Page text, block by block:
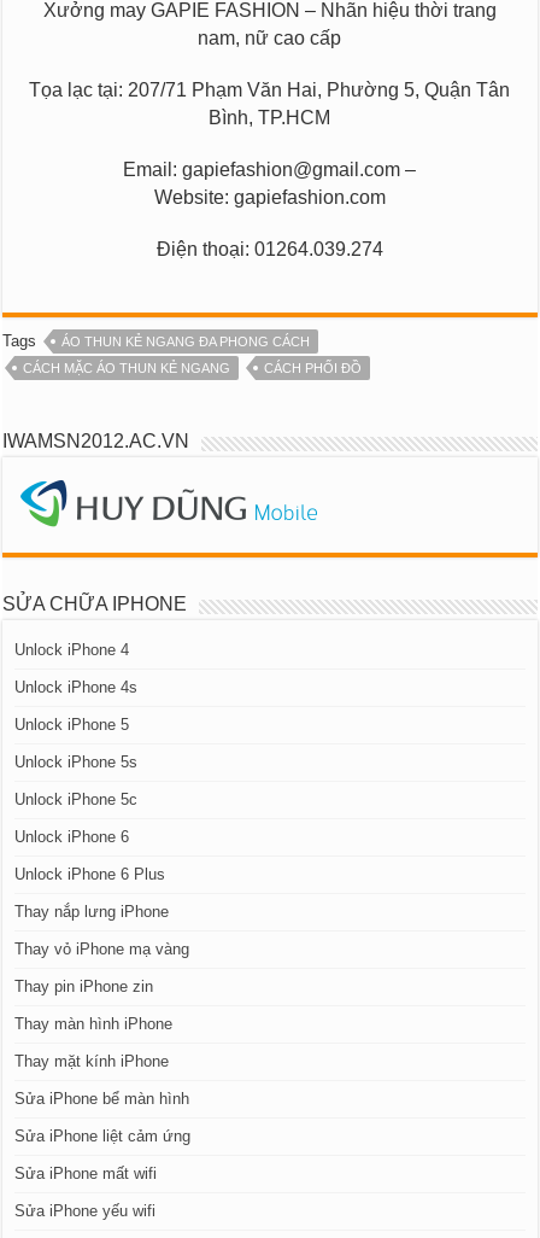
Xưởng may GAPIE FASHION – Nhãn hiệu thời trang
nam, nữ cao cấp
Tọa lạc tại: 207/71 Phạm Văn Hai, Phường 5, Quận Tân
Bình, TP.HCM
Email:gapiefashion@gmail.com –
Website: gapiefashion.com
Điện thoại: 01264.039.274
Tags
ÁO THUN KẺ NGANG ĐA PHONG CÁCH
CÁCH MẶC ÁO THUN KẺ NGANG
CÁCH PHỐI ĐỒ
IWAMSN2012.AC.VN
SỬA CHỮA IPHONE
Unlock iPhone 4
Unlock iPhone 4s
Unlock iPhone 5
Unlock iPhone 5s
Unlock iPhone 5c
Unlock iPhone 6
Unlock iPhone 6 Plus
Thay nắp lưng iPhone
Thay vỏ iPhone mạ vàng
Thay pin iPhone zin
Thay màn hình iPhone
Thay mặt kính iPhone
Sửa iPhone bể màn hình
Sửa iPhone liệt cảm ứng
Sửa iPhone mất wifi
Sửa iPhone yếu wifi